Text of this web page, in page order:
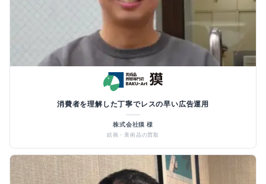
消費者を理解した丁寧でレスの早い広告運用
株式会社獏 様
絵画・美術品の買取